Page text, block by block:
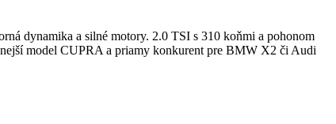
dynamika a silné motory. 2.0 TSI s 310 koňmi a pohonom
model CUPRA a priamy konkurent pre BMW X2 či Audi